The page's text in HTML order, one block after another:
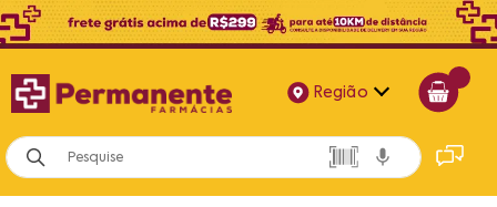
Região
Alagoas
Bahia